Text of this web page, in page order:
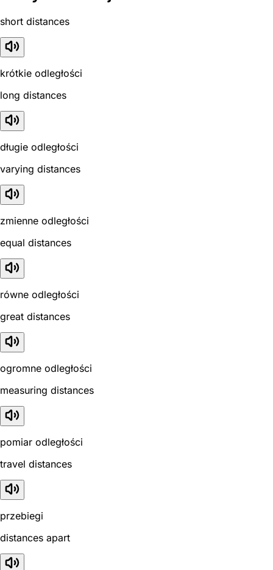
short distances
krótkie odległości
long distances
długie odległości
varying distances
zmienne odległości
equal distances
równe odległości
great distances
ogromne odległości
measuring distances
pomiar odległości
travel distances
przebiegi
distances apart